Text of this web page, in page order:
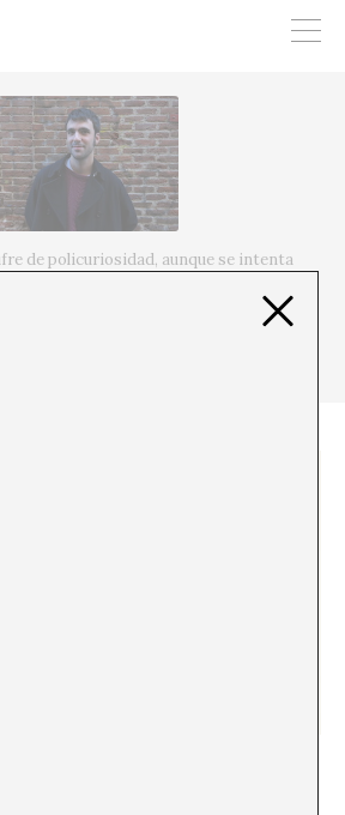
seguimos necesitándote para poder
puedes participar del proyecto y
de policuriosidad, aunque se intenta
el comisariado. No puede dejar de
hacer excursiones margivagantes y
arte y la aventura, y si son a la vez,
logró desarrollar la gustosa